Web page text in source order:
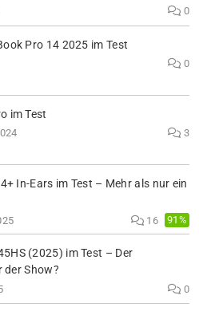
0
Pro 14 2025 im Test
0
im Test
3
In-Ears im Test – Mehr als nur ein
16 91%
(2025) im Test – Der
der Show?
0